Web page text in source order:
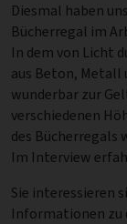
Diesmal haben
Bücherregal im
In dem von Licht
aus Beton, Metall
wunderbar zur
verschiedenen
des Bücherregals
Im Interview
Sie interessieren
Informationen zu